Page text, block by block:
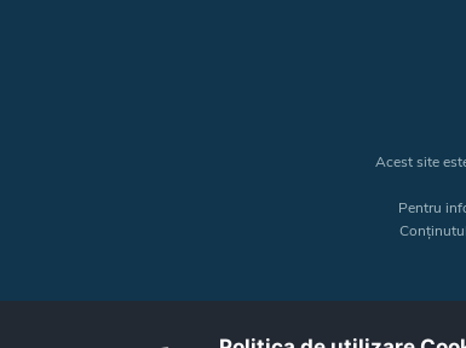
Acest site
Pentru